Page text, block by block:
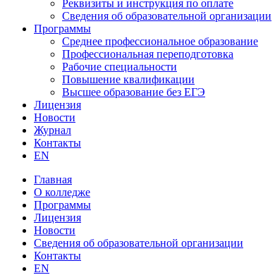
Реквизиты и инструкция по оплате
Сведения об образовательной организации
Программы
Среднее профессиональное образование
Профессиональная переподготовка
Рабочие специальности
Повышение квалификации
Высшее образование без ЕГЭ
Лицензия
Новости
Журнал
Контакты
EN
Главная
О колледже
Программы
Лицензия
Новости
Сведения об образовательной организации
Контакты
EN